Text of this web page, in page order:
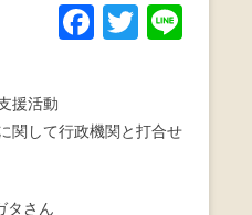
F
e
T
er
援活動
関して行政機関と打合せ
タさん